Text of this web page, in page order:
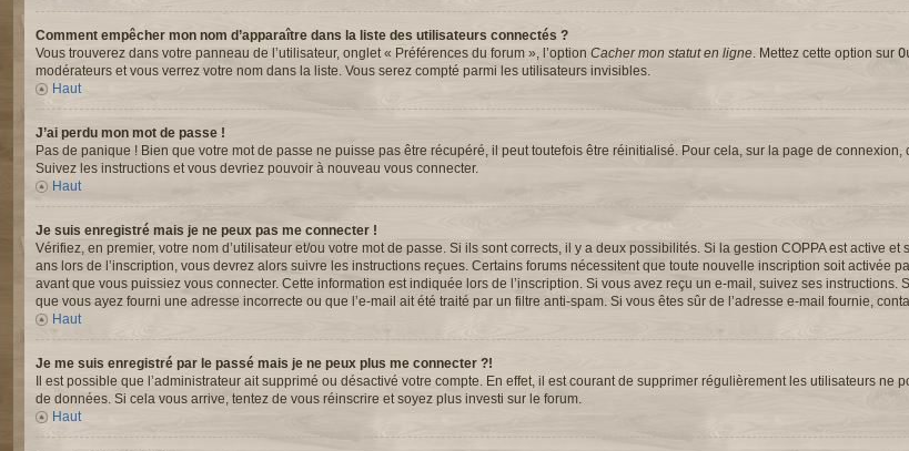
Comment empêcher mon nom d’apparaître dans la liste des utilisateurs connectés ?
Vous trouverez dans votre panneau de l’utilisateur, onglet « Préférences du forum », l’option Cacher mon statut en ligne . Mettez cette option sur
modérateurs et vous verrez votre nom dans la liste. Vous serez compté parmi les utilisateurs invisibles.
Haut
J’ai perdu mon mot de passe !
Pas de panique ! Bien que votre mot de passe ne puisse pas être récupéré, il peut toutefois être réinitialisé. Pour cela, sur la page de connexion,
Suivez les instructions et vous devriez pouvoir à nouveau vous connecter.
Haut
Je suis enregistré mais je ne peux pas me connecter !
Vérifiez, en premier, votre nom d’utilisateur et/ou votre mot de passe. Si ils sont corrects, il y a deux possibilités. Si la gestion COPPA est active
ans lors de l’inscription, vous devrez alors suivre les instructions reçues. Certains forums nécessitent que toute nouvelle inscription soit activée
avant que vous puissiez vous connecter. Cette information est indiquée lors de l’inscription. Si vous avez reçu un e-mail, suivez ses instructions.
que vous ayez fourni une adresse incorrecte ou que l’e-mail ait été traité par un filtre anti-spam. Si vous êtes sûr de l’adresse e-mail fournie,
Haut
Je me suis enregistré par le passé mais je ne peux plus me connecter ?!
Il est possible que l’administrateur ait supprimé ou désactivé votre compte. En effet, il est courant de supprimer régulièrement les utilisateurs ne
de données. Si cela vous arrive, tentez de vous réinscrire et soyez plus investi sur le forum.
Haut